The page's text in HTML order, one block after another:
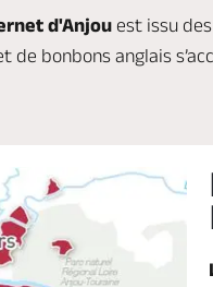
d'Anjou est issu
bonbons anglais